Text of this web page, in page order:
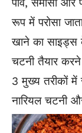
रूप मेंपरोसा
खाने का
चटनी तैयार
3 मुख्य तरीकों में
नारियल चटनी